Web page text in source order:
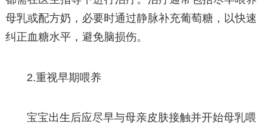
母乳或配方奶，必要时通过静脉补充葡萄糖，以快速
纠正血糖水平，避免脑损伤。
2.重视早期喂养
宝宝出生后应尽早与母亲皮肤接触并开始母乳喂